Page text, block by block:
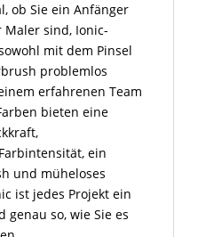
ob Sie ein Anfänger
sind, Ionic-
mit dem Pinsel
problemlos
erfahrenen Team
bieten eine
ein
und müheloses
ist jedes Projekt ein
genau so, wie Sie es